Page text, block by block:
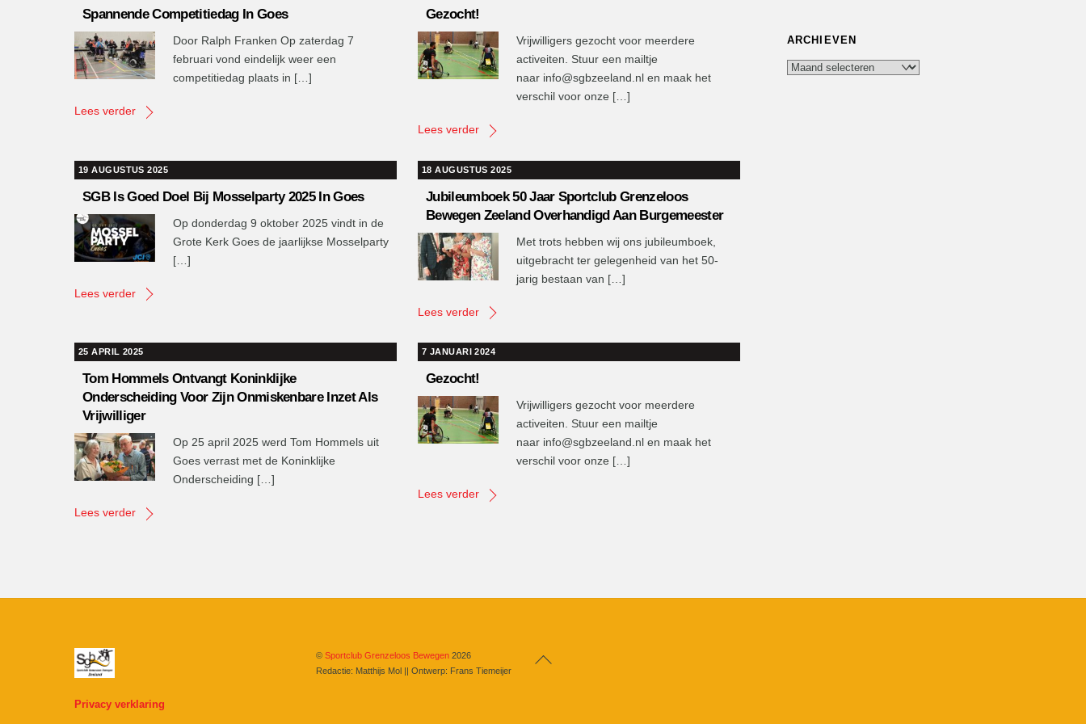
Spannende Competitiedag In Goes
Door Ralph Franken Op zaterdag 7
februari vond eindelijk weer een
competitiedag plaats in […]
Lees verder
Gezocht!
Vrijwilligers gezocht voor meerdere
activeiten. Stuur een mailtje
naar info@sgbzeeland.nl en maak het
verschil voor onze […]
Lees verder
19 AUGUSTUS 2025
SGB Is Goed Doel Bij Mosselparty 2025 In Goes
Op donderdag 9 oktober 2025 vindt in de
Grote Kerk Goes de jaarlijkse Mosselparty
[…]
Lees verder
18 AUGUSTUS 2025
Jubileumboek 50 Jaar Sportclub Grenzeloos
Bewegen Zeeland Overhandigd Aan Burgemeester
Met trots hebben wij ons jubileumboek,
uitgebracht ter gelegenheid van het 50-
jarig bestaan van […]
Lees verder
25 APRIL 2025
Tom Hommels Ontvangt Koninklijke
Onderscheiding Voor Zijn Onmiskenbare Inzet Als
Vrijwilliger
Op 25 april 2025 werd Tom Hommels uit
Goes verrast met de Koninklijke
Onderscheiding […]
Lees verder
7 JANUARI 2024
Gezocht!
Vrijwilligers gezocht voor meerdere
activeiten. Stuur een mailtje
naar info@sgbzeeland.nl en maak het
verschil voor onze […]
Lees verder
ARCHIEVEN
Archieven
Back
©Sportclub Grenzeloos Bewegen 2026
Redactie: Matthijs Mol || Ontwerp: Frans Tiemeijer
Privacy verklaring